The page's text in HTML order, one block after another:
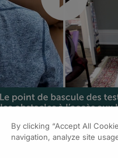
By clicking “Accept All
navigation, analyze site